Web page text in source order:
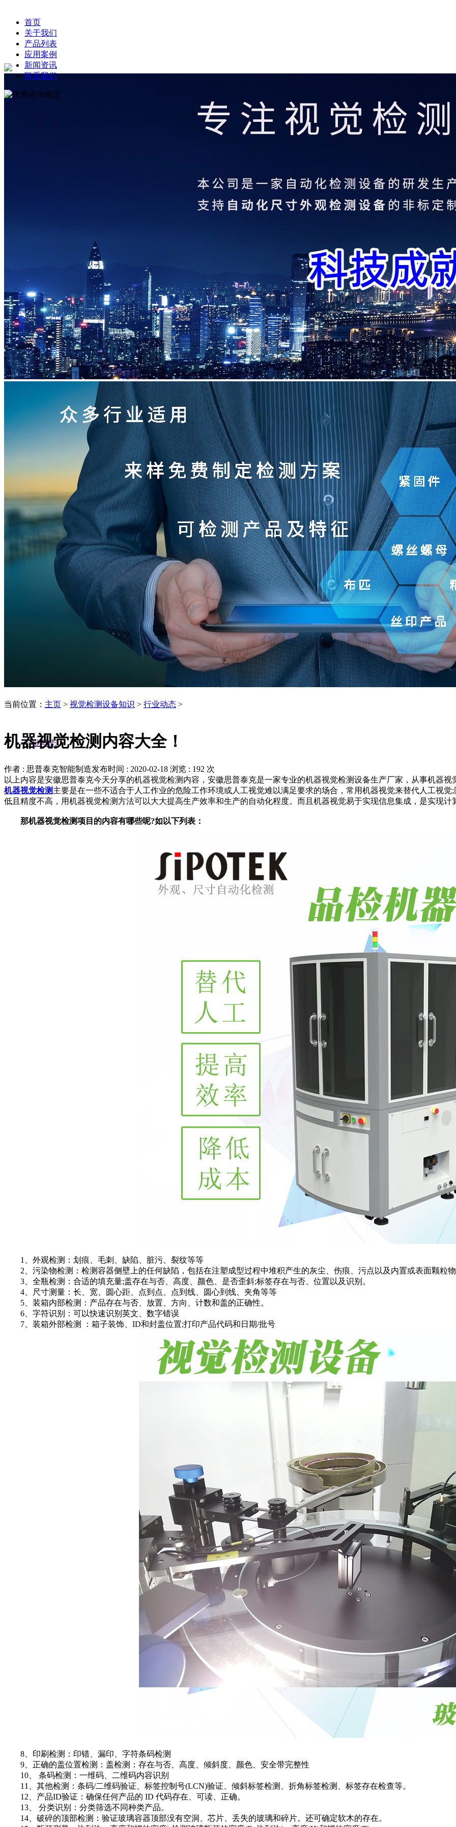
首页
关于我们
产品列表
应用案例
新闻资讯
联系我们
当前位置： 主页 > 视觉检测设备知识 > 行业动态 >
行业动态
机器视觉检测内容大全！
作者 : 思普泰克智能制造发布时间 : 2020-02-18 浏览 : 192 次
以上内容是安徽思普泰克今天分享的机器视觉检测内容，安徽思普泰克是一家专业的机器视觉检测设备生产厂家，从事机器
机器视觉检测 主要是在一些不适合于人工作业的危险工作环境或人工视觉难以满足要求的场合，常用机器视觉来替代人工视
低且精度不高，用机器视觉检测方法可以大大提高生产效率和生产的自动化程度。而且机器视觉易于实现信息集成，是实现计
那机器视觉检测项目的内容有哪些呢?如以下列表：
1、外观检测：划痕、毛刺、缺陷、脏污、裂纹等等
2、污染物检测：检测容器侧壁上的任何缺陷，包括在注塑成型过程中堆积产生的灰尘、伤痕、污点以及内置或表面颗粒
3、全瓶检测：合适的填充量;盖存在与否、高度、颜色、是否歪斜;标签存在与否、位置以及识别。
4、尺寸测量：长、宽、圆心距、点到点、点到线、圆心到线、夹角等等
5、装箱内部检测：产品存在与否、放置、方向、计数和盖的正确性。
6、字符识别：可以快速识别英文、数字错误
7、装箱外部检测 ：箱子装饰、ID和封盖位置;打印产品代码和日期/批号
8、印刷检测：印错、漏印、字符条码检测
9、正确的盖位置检测：盖检测：存在与否、高度、倾斜度、颜色、安全带完整性
10、 条码检测：一维码、二维码内容识别
11、其他检测：条码/二维码验证、标签控制号(LCN)验证、倾斜标签检测、折角标签检测、标签存在检查等。
12、产品ID验证：确保任何产品的 ID 代码存在、可读、正确。
13、 分类识别：分类筛选不同种类产品。
14、破碎的顶部检测：验证玻璃容器顶部没有空洞、芯片、丢失的玻璃和碎片。还可确定软木的存在。